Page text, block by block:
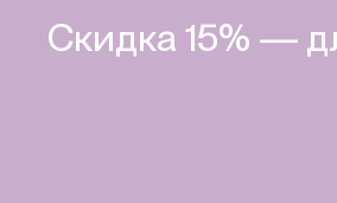
Скидка 15% —